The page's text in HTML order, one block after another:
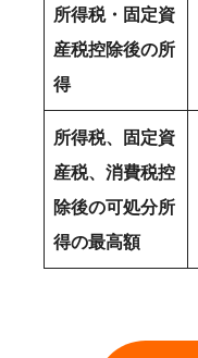
所得税・固定資
産税控除後の所
得
所得税、固定資
産税、消費税控
除後の可処分所
得の最高額